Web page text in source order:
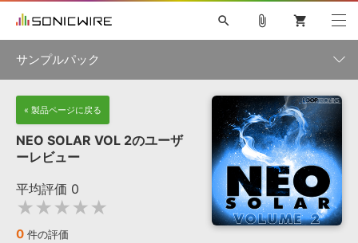
ソフト音源 »
プラグイン・エフェクト »
サンプルパック »
製品サポート情報 »
search
初音ミク NT 巡音ルカ V4X
MEIKO V3
KAITO V3
VOCALOID TOONTRACK
SPITFIRE AUDIO
VIENNA
EZ DRUMMER 3 SERUM
ライセンスフリーBGM
ボーカル抜き出し
DUBSTEP
ELECTRONICA
MUTANT
ROUTER.FM
attach_file shopping_cart
サンプルパック
製品一覧
メーカー
« 製品ページに戻る
NEO SOLAR VOL 2のユーザ
ーレビュー
平均評価 0
★★★★★
0 件の評価